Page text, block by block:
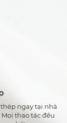
ngay tại nhà
thao tác đều